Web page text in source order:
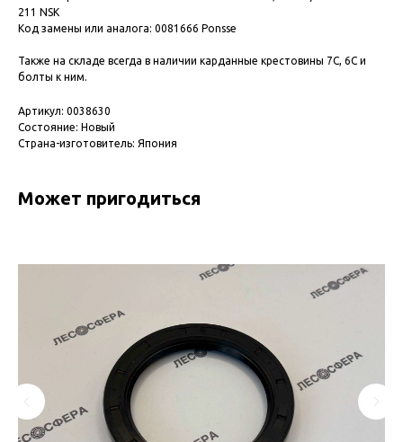
211 NSK
Код замены или аналога: 0081666 Ponsse
Также на складе всегда в наличии карданные крестовины 7С, 6С и
болты к ним.
Артикул: 0038630
Состояние: Новый
Страна-изготовитель: Япония
Может пригодиться